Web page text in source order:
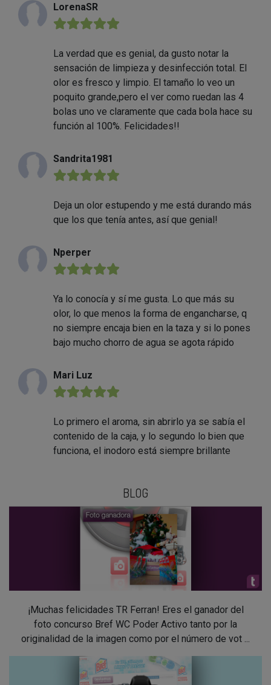
LorenaSR
★★★★★
La verdad que es genial, da gusto notar la
sensación de limpieza y desinfección total. El
olor es fresco y limpio. El tamaño lo veo un
poquito grande,pero el ver como ruedan las 4
bolas uno ve claramente que cada bola hace su
función al 100%. Felicidades!!
Sandrita1981
★★★★★
Deja un olor estupendo y me está durando más
que los que tenía antes, así que genial!
Nperper
★★★★★
Ya lo conocía y sí me gusta. Lo que más su
olor, lo que menos la forma de engancharse, q
no siempre encaja bien en la taza y si lo pones
bajo mucho chorro de agua se agota rápido
Mari Luz
★★★★★
Lo primero el aroma, sin abrirlo ya se sabía el
contenido de la caja, y lo segundo lo bien que
funciona, el inodoro está siempre brillante
BLOG
¡Muchas felicidades TR Ferran! Eres el ganador del
foto concurso Bref WC Poder Activo tanto por la
originalidad de la imagen como por el número de vot ...